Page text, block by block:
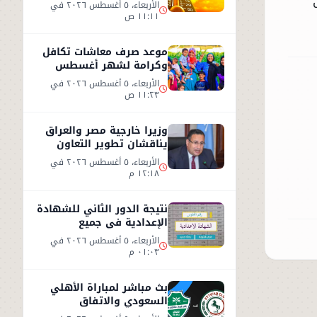
أغسطس 2026 الأربعاء، ٥ أغسطس ٢٠٢٦ في
١١:١١ ص
موعد صرف معاشات تكافل
وكرامة لشهر أغسطس
2026.. رابط الاستعلام
الرسمي الأربعاء، ٥ أغسطس ٢٠٢٦ في
١١:٢٣ ص
وزيرا خارجية مصر والعراق
يناقشان تطوير التعاون
الثنائي في مختلف المجالات
الأربعاء، ٥ أغسطس ٢٠٢٦ في
١٢:١٨ م
نتيجة الدور الثاني للشهادة
الإعدادية في جميع
المحافظات الأربعاء، ٥ أغسطس ٢٠٢٦ في
٠١:٠٣ م
بث مباشر لمباراة الأهلي
السعودي والاتفاق